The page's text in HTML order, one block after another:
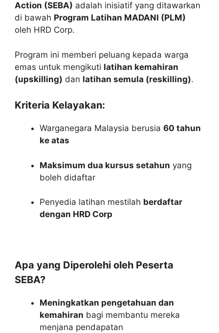
Action (SEBA) adalah inisiatif yang ditawarkan
di bawah Program Latihan MADANI (PLM)
oleh HRD Corp.
Program ini memberi peluang kepada warga
emas untuk mengikuti latihan kemahiran
(upskilling) dan latihan semula (reskilling).
Kriteria Kelayakan:
Warganegara Malaysia berusia 60 tahun
ke atas
Maksimum dua kursus setahun yang
boleh didaftar
Penyedia latihan mestilah berdaftar
dengan HRD Corp
Apa yang Diperolehi oleh Peserta
SEBA?
Meningkatkan pengetahuan dan
kemahiran bagi membantu mereka
menjana pendapatan